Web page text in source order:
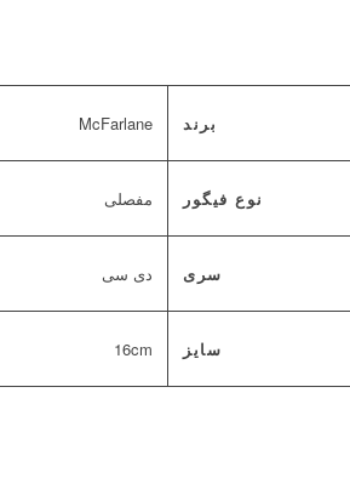
برند McFarlane
نوع فیگور مفصلی
سری دی سی
سایز 16cm